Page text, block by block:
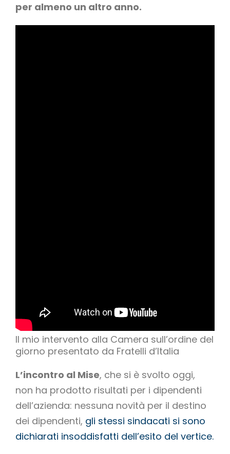
per almeno un altro anno.
Il mio intervento alla Camera sull’ordine del
giorno presentato da Fratelli d’Italia
L’incontro al Mise, che si è svolto oggi,
non ha prodotto risultati per i dipendenti
dell’azienda: nessuna novità per il destino
dei dipendenti, gli stessi sindacati si sono
dichiarati insoddisfatti dell’esito del vertice.